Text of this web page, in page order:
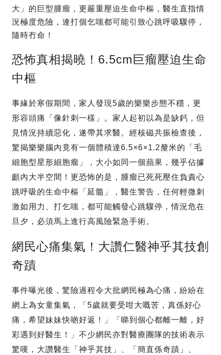
大」的巨型腫瘤，更嚴重壓迫生命中樞，醫生直指情
況極度危險，連打個乞嗤都可能引致心跳呼吸驟停，
隨時冇命！
恐怖真相揭曉！6.5cm巨瘤壓迫生命
中樞
事緣於寒假期間，家人發現5歲的樂樂步態不穩，更
形容頭痛「像針刺一樣」。家人起初以為是缺鈣，但
見情況持續惡化，遂帶其求醫。經核磁共振檢查後，
驚揭樂樂腦內竟有一個體積達6.5×6×1.2釐米的「毛
細胞型星形細胞瘤」，大小如同一個蘋果，幾乎佔據
顱內大半空間！更恐怖的是，腫瘤已死死壓住負責心
跳呼吸的生命中樞「延髓」，醫生警告，任何輕微刺
激如用力、打乞嗤，都可能觸發心跳驟停，情況危在
旦夕，必須馬上進行高風險緊急手術。
網民心痛集氣！大讚仁醫神乎其技創
奇蹟
事件曝光後，驚險過程令大批網民極為心痛，紛紛在
網上為女童集氣，「5歲就要受咁大嘅苦，真係好心
痛，希望妹妹快啲好返！」「睇到個心都離一離，好
彩遇到好醫生！」不少網民亦對醫療團隊的技術表示
驚嘆，大讚醫生「神乎其技」、「簡直係奇蹟」、